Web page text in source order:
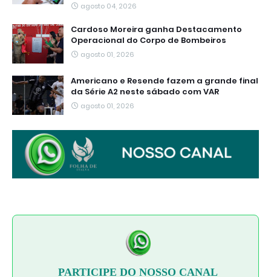
agosto 04, 2026
Cardoso Moreira ganha Destacamento
Operacional do Corpo de Bombeiros
agosto 01, 2026
Americano e Resende fazem a grande final
da Série A2 neste sábado com VAR
agosto 01, 2026
PARTICIPE DO NOSSO CANAL